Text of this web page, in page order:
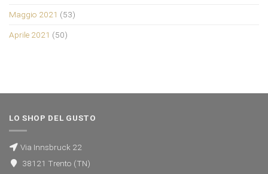
Maggio 2021 (53)
Aprile 2021 (50)
LO SHOP DEL GUSTO
Via Innsbruck 22
38121 Trento (TN)